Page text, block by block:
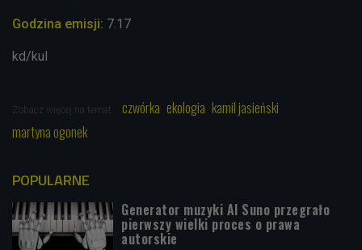
Godzina emisji: 7.17
kd/kul
Zobacz więcej na temat: czwórka ekologia kamil jasieński
martyna ogonek
POPULARNE
Generator muzyki AI Suno przegrało
pierwszy wielki proces o prawa
autorskie